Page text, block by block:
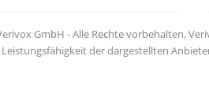
GmbH - Alle Rechte vorbehalten.
der dargestellten